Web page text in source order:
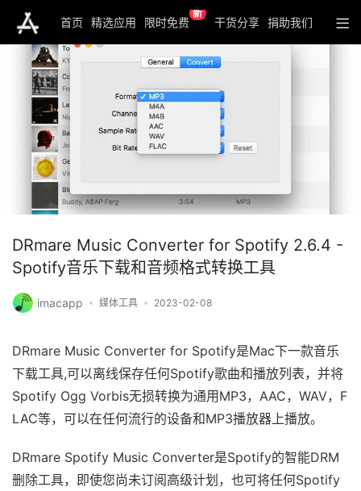
首页 精选应用 限时免费
新
干货分享 捐助我们
DRmare Music Converter for Spotify 2.6.4 -
Spotify音乐下载和音频格式转换工具
imacapp 媒体工具 2023-02-08
DRmare Music Converter for Spotify是Mac下一款音乐
下载工具,可以离线保存任何Spotify歌曲和播放列表，并将
Spotify Ogg Vorbis无损转换为通用MP3，AAC，WAV，F
LAC等，可以在任何流行的设备和MP3播放器上播放。
DRmare Spotify Music Converter是Spotify的智能DRM
删除工具，即使您尚未订阅高级计划，也可将任何Spotify